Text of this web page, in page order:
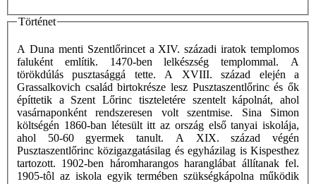
Történet
A Duna menti Szentlőrincet a XIV. századi iratok templomos
faluként említik. 1470-ben lelkészség templommal. A
törökdúlás pusztasággá tette. A XVIII. század elején a
Grassalkovich család birtokrésze lesz Pusztaszentlőrinc és ők
építtetik a Szent Lőrinc tiszteletére szentelt kápolnát, ahol
vasárnaponként rendszeresen volt szentmise. Sina Simon
költségén 1860-ban létesült itt az ország első tanyai iskolája,
ahol 50-60 gyermek tanult. A XIX. század végén
Pusztaszentlőrinc közigazgatásilag és egyházilag is Kispesthez
tartozott. 1902-ben háromharangos haranglábat állítanak fel.
1905-tôl az iskola egyik termében szükségkápolna működik